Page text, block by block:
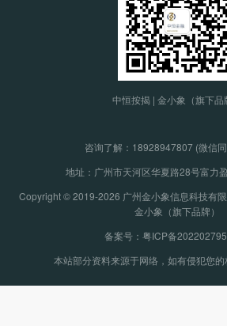
中恒按揭 | 金小象（旗下品
咨询了解： 18928947807 (微信
地址：广州市天河区华夏路28号富力
Copyright © 2019-2026 广州金小象信息科技有
金小象（旗下品牌）
备案号：粤ICP备
本站部分资料来源于网络，如有侵犯您的